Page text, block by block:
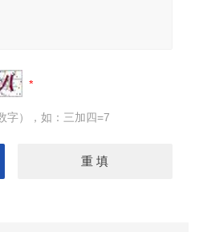
字），如：三加四=7